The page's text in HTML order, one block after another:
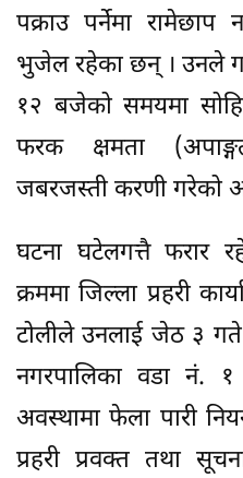
पक्राउ पर्नेमा रामेछाप
भुजेल रहेका छन् । उनले
१२ बजेको समयमा
फरक क्षमता
जबरजस्ती करणी गरेको
घटना घटेलगत्तै फरार
क्रममा जिल्ला प्रहरी
टोलीले उनलाई जेठ ३
नगरपालिका वडा नं.
अवस्थामा फेला पारी
प्रहरी प्रवक्त तथा